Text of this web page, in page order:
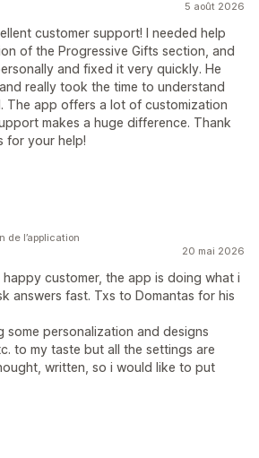
5 août 2026
customer support! I needed help
of the Progressive Gifts section, and
and fixed it very quickly. He
really took the time to understand
The app offers a lot of customization
makes a huge difference. Thank
for your help!
20 mai 2026
happy customer, the app is doing what i
answers fast. Txs to Domantas for his
some personalization and designs
to my taste but all the settings are
written, so i would like to put
de l’application